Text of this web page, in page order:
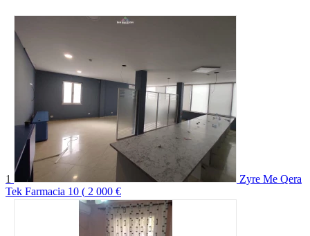
1
Zyre Me Qera
Tek Farmacia 10 ( 2 000 €